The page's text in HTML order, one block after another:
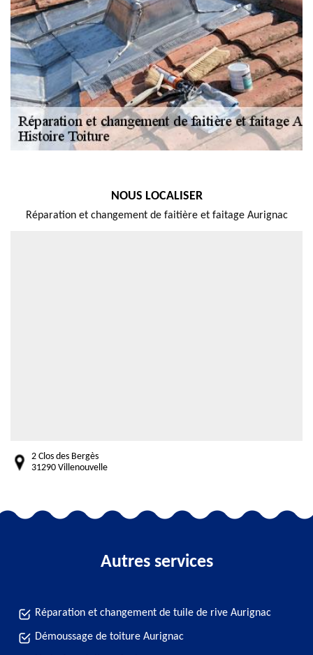
NOUS LOCALISER
Réparation et changement de faitière et faitage Aurignac
2 Clos des Bergès
31290 Villenouvelle
Autres services
Réparation et changement de tuile de rive Aurignac
Démoussage de toiture Aurignac